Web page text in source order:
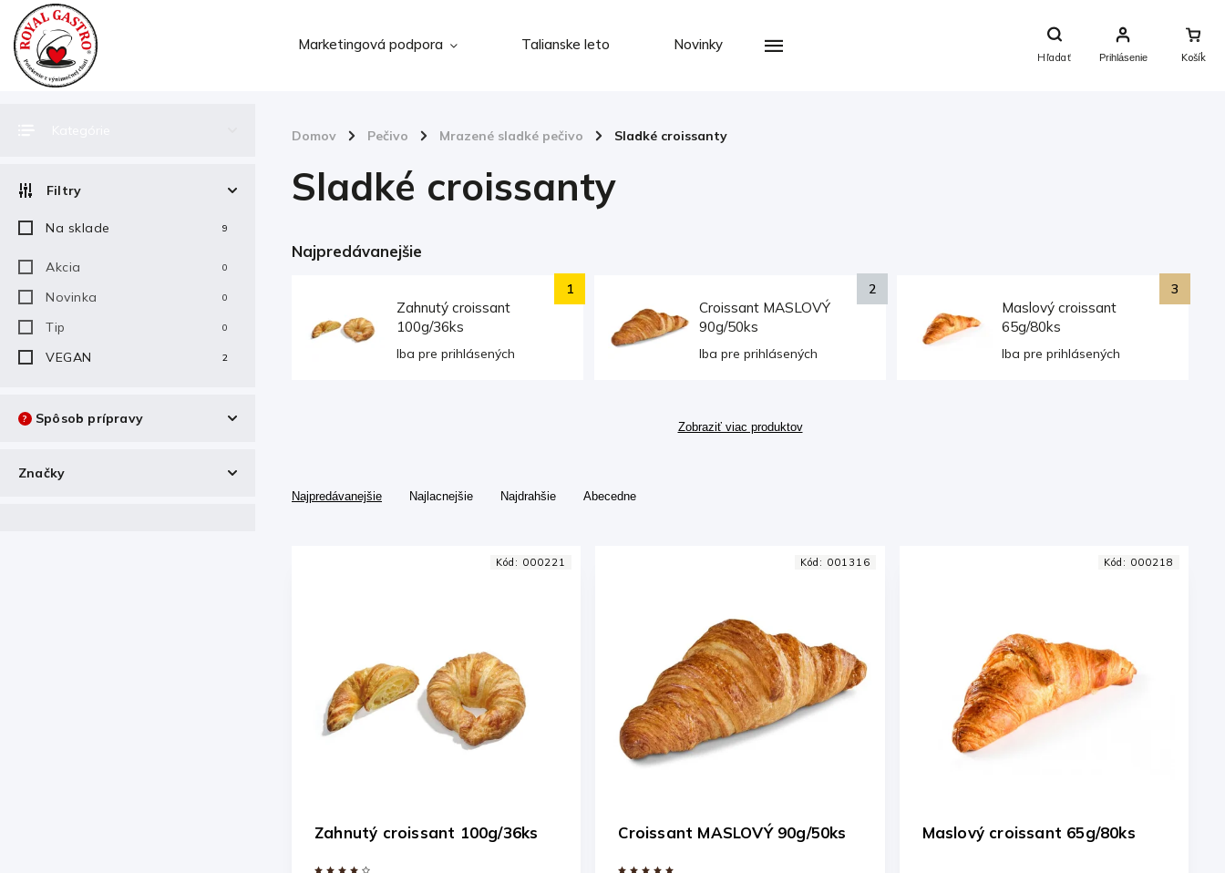
Hľadať
Nákupný
Košík
Prihlásenie
Marketingová podpora Talianske leto Novinky
Domov / Pečivo / Mrazené sladké pečivo / Sladké croissanty
Filtry
Na sklade 9
Akcia 0
Novinka 0
Tip 0
VEGAN 2
Značky
Spôsob prípravy
?
Sladké croissanty
Najpredávanejšie
Zahnutý croissant
100g/36ks
Iba pre prihlásených
Croissant MASLOVÝ
90g/50ks
Iba pre prihlásených
Maslový croissant
65g/80ks
Iba pre prihlásených
Zobraziť viac produktov
Najpredávanejšie Najlacnejšie Najdrahšie Abecedne
Zahnutý croissant 100g/36ks
Kód: 000221
Croissant MASLOVÝ 90g/50ks
Kód: 001316
Maslový croissant 65g/80ks
Kód: 000218